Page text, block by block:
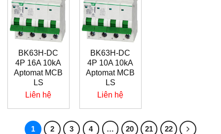
BK63H-DC
4P 16A 10kA
Aptomat MCB
LS
Liên hệ
BK63H-DC
4P 10A 10kA
Aptomat MCB
LS
Liên hệ
1 2 3 4 … 20 21 22